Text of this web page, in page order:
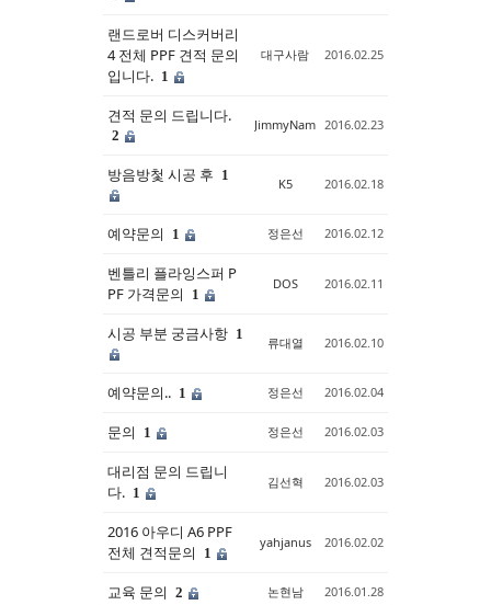
랜드로버 디스커버리
4 전체 PPF 견적 문의
입니다. 1
대구사람 2016.02.25
견적 문의 드립니다.
2
JimmyNam 2016.02.23
방음방첯 시공 후 1
K5 2016.02.18
예약문의 1 정은선 2016.02.12
벤틀리 플라잉스퍼 P
PF 가격문의
1
DOS 2016.02.11
시공 부분 궁금사항 1
류대열 2016.02.10
예약문의.. 1 정은선 2016.02.04
문의 1 정은선 2016.02.03
대리점 문의 드립니
다. 1
김선혁 2016.02.03
2016 아우디 A6 PPF
전체 견적문의
1
yahjanus 2016.02.02
교육 문의 2 논현남 2016.01.28